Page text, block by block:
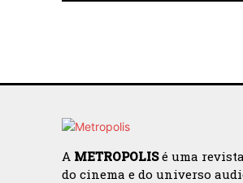
A METROPOLISé uma
do cinema e do universo